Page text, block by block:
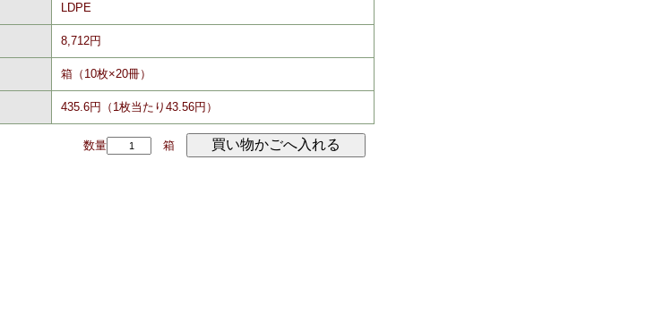
LDPE
8,712円
箱（10枚×20冊）
435.6円（1枚当たり43.56円）
数量 箱